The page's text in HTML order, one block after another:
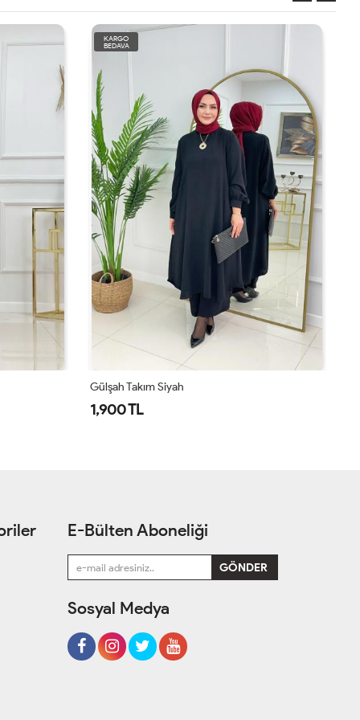
KARGO
BEDAVA
Simge Takım Acı Kahve
1,550 TL
E-Bülten Aboneliği
Sosyal Medya